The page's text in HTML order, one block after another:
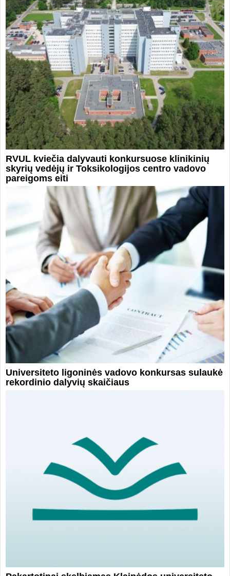
RVUL kviečia dalyvauti konkursuose klinikinių
skyrių vedėjų ir Toksikologijos centro vadovo
pareigoms eiti
Universiteto ligoninės vadovo konkursas sulaukė
rekordinio dalyvių skaičiaus